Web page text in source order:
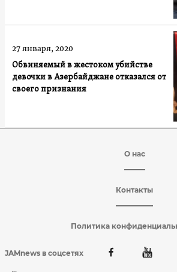
Обвиняемый в жестоком убийстве
девочки в Азербайджане отказался от
своего признания
27 января, 2020
О нас
Контакты
Политика
JAMnews в соцсетях